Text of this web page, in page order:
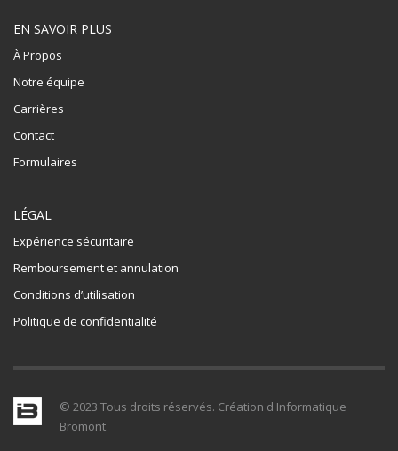
EN SAVOIR PLUS
À Propos
Notre équipe
Carrières
Contact
Formulaires
LÉGAL
Expérience sécuritaire
Remboursement et annulation
Conditions d’utilisation
Politique de confidentialité
© 2023 Tous droits réservés. Création d'Informatique
Bromont.